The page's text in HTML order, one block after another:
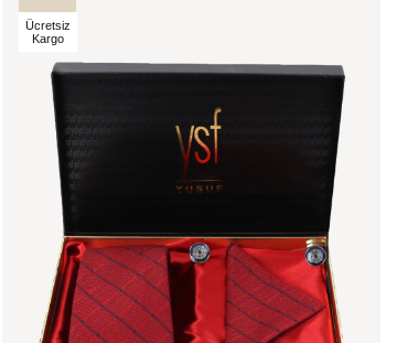
Ücretsiz
Kargo